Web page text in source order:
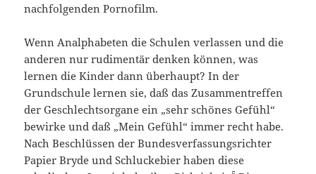
nachfolgenden Pornofilm.
Wenn Analphabeten die Schulen verlassen und die
anderen nur rudimentär denken können, was
lernen die Kinder dann überhaupt? In der
Grundschule lernen sie, daß das Zusammentreffen
der Geschlechtsorgane ein „sehr schönes Gefühl“
bewirke und daß „Mein Gefühl“ immer recht habe.
Nach Beschlüssen der Bundesverfassungsrichter
Papier Bryde und Schluckebier haben diese